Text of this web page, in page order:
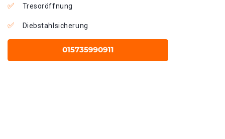
Tresoröffnung
Diebstahlsicherung